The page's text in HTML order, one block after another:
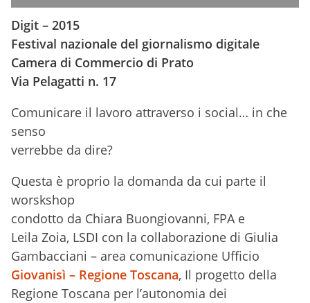
Digit – 2015
Festival nazionale del giornalismo digitale
Camera di Commercio di Prato
Via Pelagatti n. 17
Comunicare il lavoro attraverso i social… in che
senso
verrebbe da dire?
Questa è proprio la domanda da cui parte il
worskshop
condotto da Chiara Buongiovanni, FPA e
Leila Zoia, LSDI con la collaborazione di Giulia
Gambacciani – area comunicazione Ufficio
Giovanisì – Regione Toscana, Il progetto della
Regione Toscana per l’autonomia dei